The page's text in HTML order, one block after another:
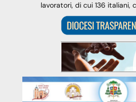
lavoratori, di cui 136 italiani,